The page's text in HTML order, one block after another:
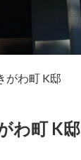
がわ町 K邸
わ町 K邸